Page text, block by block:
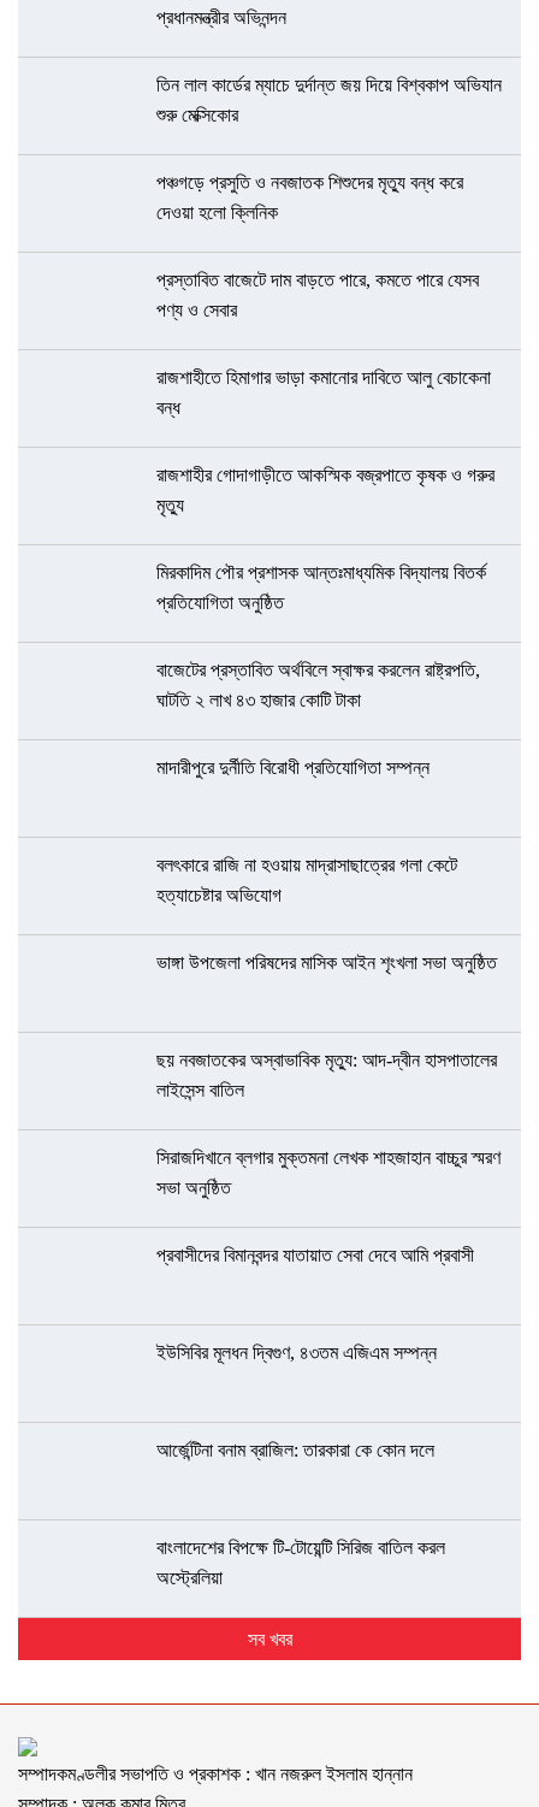
প্রধানমন্ত্রীর অভিনন্দন
তিন লাল কার্ডের ম্যাচে দুর্দান্ত জয় দিয়ে বিশ্বকাপ অভিযান
শুরু মেক্সিকোর
পঞ্চগড়ে প্রসুতি ও নবজাতক শিশুদের মৃত্যু বন্ধ করে
দেওয়া হলো ক্লিনিক
প্রস্তাবিত বাজেটে দাম বাড়তে পারে, কমতে পারে যেসব
পণ্য ও সেবার
রাজশাহীতে হিমাগার ভাড়া কমানোর দাবিতে আলু বেচাকেনা
বন্ধ
রাজশাহীর গোদাগাড়ীতে আকস্মিক বজ্রপাতে কৃষক ও গরুর
মৃত্যু
মিরকাদিম পৌর প্রশাসক আন্তঃমাধ্যমিক বিদ্যালয় বিতর্ক
প্রতিযোগিতা অনুষ্ঠিত
বাজেটের প্রস্তাবিত অর্থবিলে স্বাক্ষর করলেন রাষ্ট্রপতি,
ঘাটতি ২ লাখ ৪৩ হাজার কোটি টাকা
মাদারীপুরে দুর্নীতি বিরোধী প্রতিযোগিতা সম্পন্ন
বলৎকারে রাজি না হওয়ায় মাদ্রাসাছাত্রের গলা কেটে
হত্যাচেষ্টার অভিযোগ
ভাঙ্গা উপজেলা পরিষদের মাসিক আইন শৃংখলা সভা অনুষ্ঠিত
ছয় নবজাতকের অস্বাভাবিক মৃত্যু: আদ-দ্বীন হাসপাতালের
লাইসেন্স বাতিল
সিরাজদিখানে ব্লগার মুক্তমনা লেখক শাহজাহান বাচ্চুর স্মরণ
সভা অনুষ্ঠিত
প্রবাসীদের বিমানবন্দর যাতায়াত সেবা দেবে আমি প্রবাসী
ইউসিবির মূলধন দ্বিগুণ, ৪৩তম এজিএম সম্পন্ন
আর্জেন্টিনা বনাম ব্রাজিল: তারকারা কে কোন দলে
বাংলাদেশের বিপক্ষে টি-টোয়েন্টি সিরিজ বাতিল করল
অস্ট্রেলিয়া
সব খবর
সম্পাদকমণ্ডলীর সভাপতি ও প্রকাশক : খান নজরুল ইসলাম হান্নান